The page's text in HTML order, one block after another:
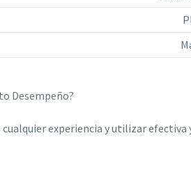
Desempeño?
cualquier experiencia y utilizar